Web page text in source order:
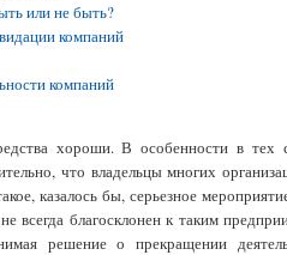
или не быть?
компаний
компаний
хороши. В особенности в тех
что владельцы многих
казалось бы, серьезное
всегда благосклонен к таким
решение о прекращении